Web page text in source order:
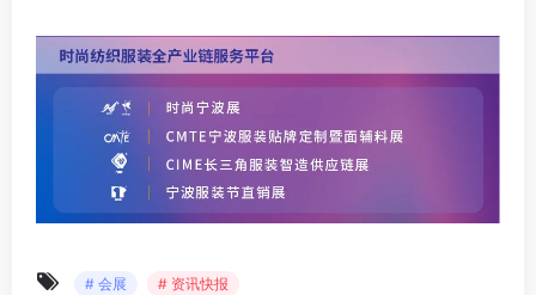
# 会展 # 资讯快报